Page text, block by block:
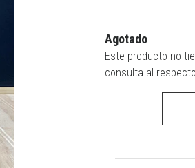
Agotado
Este producto no
consulta al